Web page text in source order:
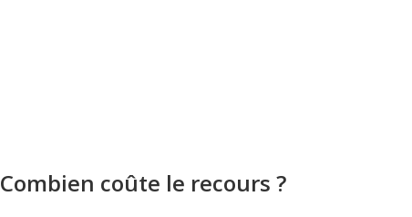
Combien coûte le recours ?